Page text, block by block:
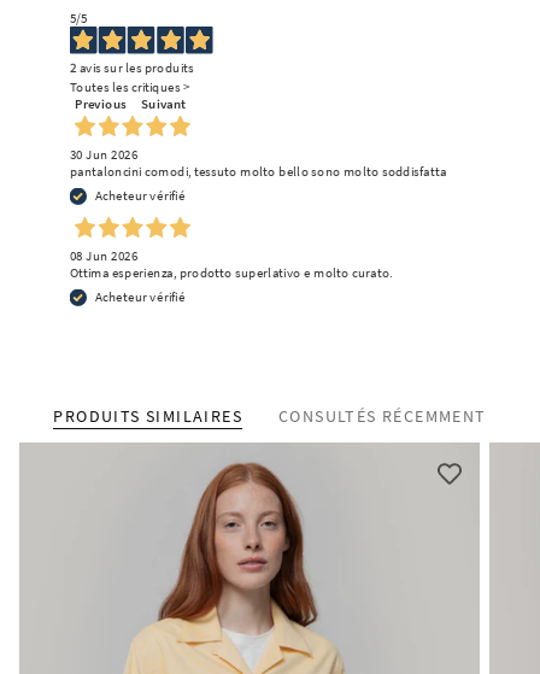
5/5
2avis sur les produits
Toutes les critiques >
Previous Suivant
30 Jun 2026
pantaloncini comodi, tessuto molto bello sono molto soddisfatta
Acheteur vérifié
08 Jun 2026
Ottima esperienza, prodotto superlativo e molto curato.
Acheteur vérifié
PRODUITS SIMILAIRES CONSULTÉS RÉCEMMENT